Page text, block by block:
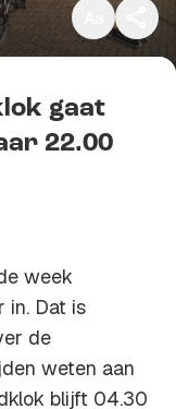
Kopieer link
gaat
22.00
week
in. Dat is
de
weten aan
blijft 04.30